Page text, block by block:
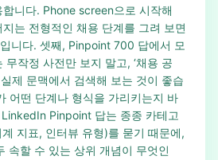
니다. Phone screen으로 시작해
는 전형적인 채용 단계를 그려 보면
니다. 셋째, Pinpoint 700 답에서 모
무작정 사전만 보지 말고, ‘채용 공
제 문맥에서 검색해 보는 것이 좋습
어떤 단계나 형식을 가리키는지 바
Pinpoint 답는 종종 카테고
지표, 인터뷰 유형)를 묻기 때문에,
속할 수 있는 상위 개념이 무엇인